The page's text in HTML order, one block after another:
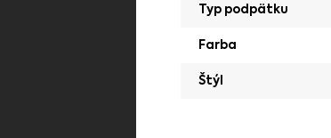
Typ podpätku
Farba
Štýl